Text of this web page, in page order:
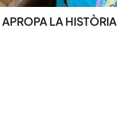
LA HISTÒRIA